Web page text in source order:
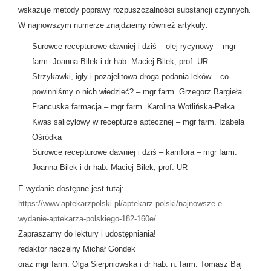
wskazuje metody poprawy rozpuszczalności substancji czynnych.
W najnowszym numerze znajdziemy również artykuły:
Surowce recepturowe dawniej i dziś – olej rycynowy – mgr
farm. Joanna Bilek i dr hab. Maciej Bilek, prof. UR
Strzykawki, igły i pozajelitowa droga podania leków – co
powinniśmy o nich wiedzieć? – mgr farm. Grzegorz Bargieła
Francuska farmacja – mgr farm. Karolina Wotlińska-Pełka
Kwas salicylowy w recepturze aptecznej – mgr farm. Izabela
Ośródka
Surowce recepturowe dawniej i dziś – kamfora – mgr farm.
Joanna Bilek i dr hab. Maciej Bilek, prof. UR
E-wydanie dostępne jest tutaj:
https://www.aptekarzpolski.pl/aptekarz-polski/najnowsze-e-
wydanie-aptekarza-polskiego-182-160e/
Zapraszamy do lektury i udostępniania!
redaktor naczelny Michał Gondek
oraz mgr farm. Olga Sierpniowska i dr hab. n. farm. Tomasz Baj